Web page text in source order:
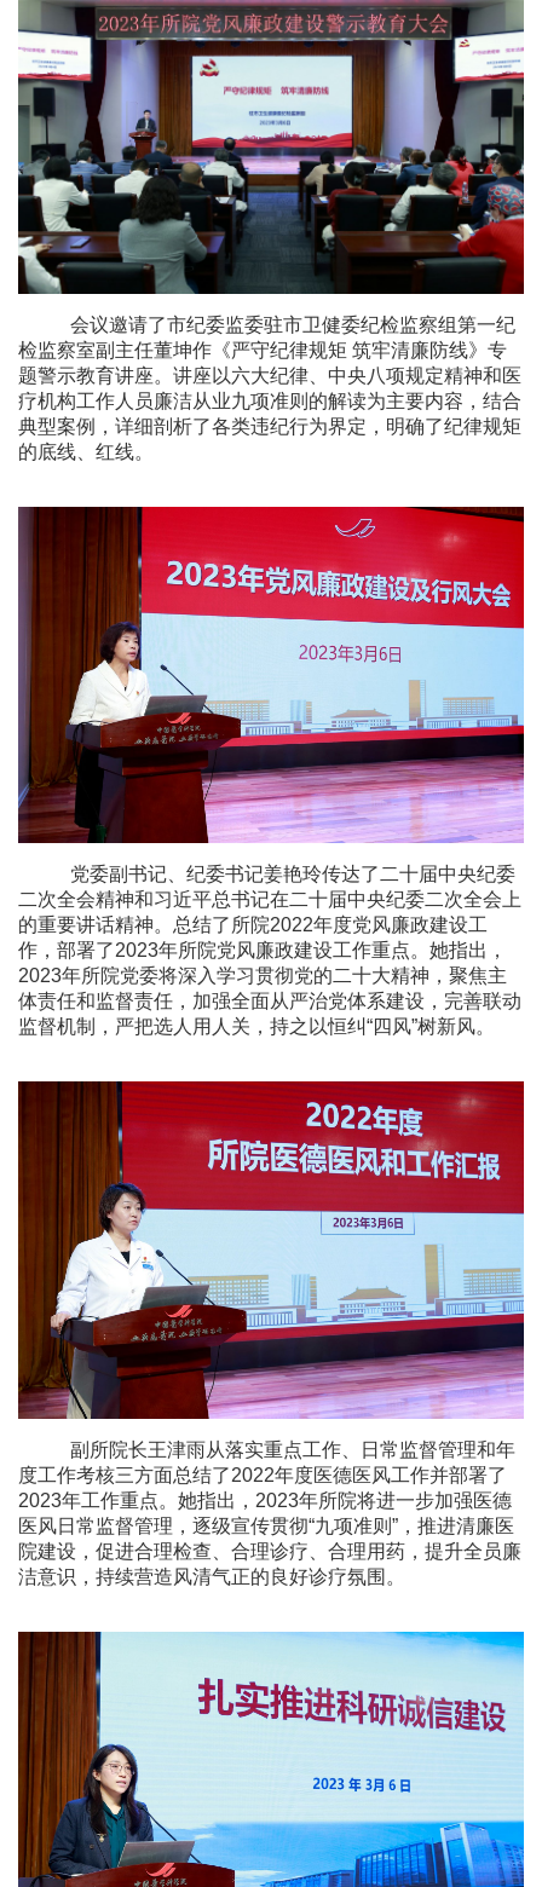
会议邀请了市纪委监委驻市卫健委纪检监察组第一纪
检监察室副主任董坤作《严守纪律规矩 筑牢清廉防线》专
题警示教育讲座。讲座以六大纪律、中央八项规定精神和医
疗机构工作人员廉洁从业九项准则的解读为主要内容，结合
典型案例，详细剖析了各类违纪行为界定，明确了纪律规矩
的底线、红线。
党委副书记、纪委书记姜艳玲传达了二十届中央纪委
二次全会精神和习近平总书记在二十届中央纪委二次全会上
的重要讲话精神。总结了所院2022年度党风廉政建设工
作，部署了2023年所院党风廉政建设工作重点。她指出，
2023年所院党委将深入学习贯彻党的二十大精神，聚焦主
体责任和监督责任，加强全面从严治党体系建设，完善联动
监督机制，严把选人用人关，持之以恒纠“四风”树新风。
副所院长王津雨从落实重点工作、日常监督管理和年
度工作考核三方面总结了2022年度医德医风工作并部署了
2023年工作重点。她指出， 2023年所院将进一步加强医德
医风日常监督管理，逐级宣传贯彻“九项准则”，推进清廉医
院建设，促进合理检查、合理诊疗、合理用药，提升全员廉
洁意识，持续营造风清气正的良好诊疗氛围。